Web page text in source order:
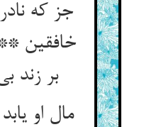
جز که
خافقین
بر زند
مال او